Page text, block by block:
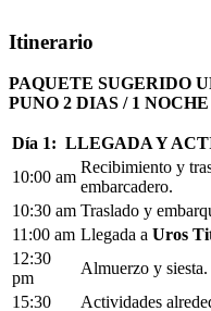
Itinerario
PAQUETE SUGERIDO
PUNO 2 DIAS / 1 NOCHE
Día 1: LLEGADA Y
10:00 am
Recibimiento y
embarcadero.
10:30 am Traslado y
11:00 am Llegada a Uros
12:30
pm
Almuerzo y siesta.
15:30
Actividades